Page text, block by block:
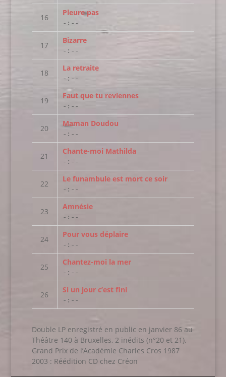
Pleure pas
-:--
Bizarre
-:--
La retraite
-:--
Faut que tu reviennes
-:--
Maman Doudou
-:--
Chante-moi Mathilda
-:--
Le funambule est mort ce soir
-:--
Amnésie
-:--
Pour vous déplaire
-:--
Chantez-moi la mer
-:--
Si un jour c’est fini
-:--
Double LP enregistré en public en janvier 86 au
Théâtre 140 à Bruxelles, 2 inédits (n°20 et 21).
Grand Prix de l’Académie Charles Cros 1987
2003 : Réédition CD chez Créon